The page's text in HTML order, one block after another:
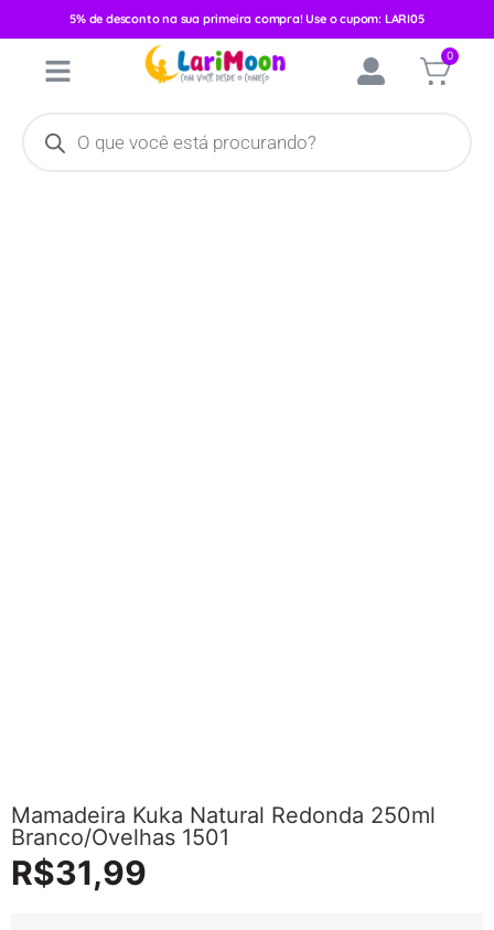
5% de desconto na sua primeira compra! Use o cupom: LARI05
0
Mamadeiras e Chupetas/Mamadeiras
/ Mamadeira Kuka
Natural Redonda 250ml Branco/Ovelhas 1501
Mamadeira Kuka Natural Redonda 250ml
Branco/Ovelhas 1501
R$31,99